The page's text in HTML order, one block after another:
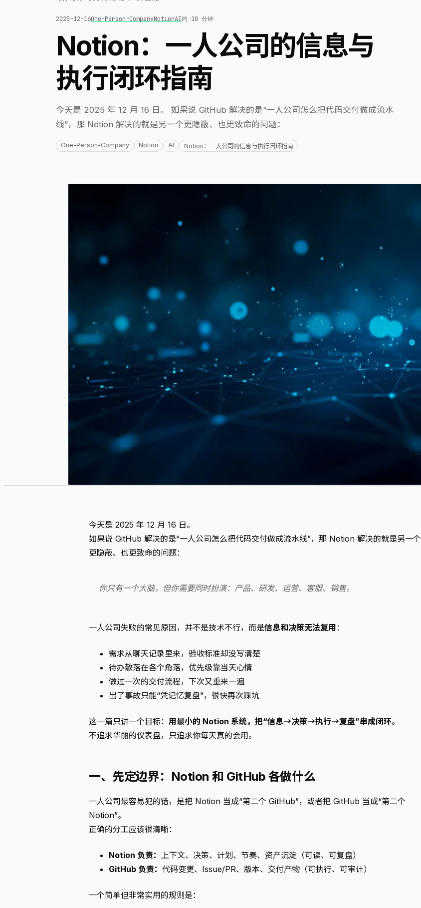
2025-12-16One-Person-CompanyNotionAI约 10 分钟
Notion：一人公司的信息与
执行闭环指南
今天是 2025 年 12 月 16 日。 如果说 GitHub 解决的是“一人公司怎么把代码交付做成流水
线”，那 Notion 解决的就是另一个更隐蔽、也更致命的问题：
One-Person-Company Notion AI Notion：一人公司的信息与执行闭环指南
今天是 2025 年 12 月 16 日。
如果说 GitHub 解决的是“一人公司怎么把代码交付做成流水线”，那 Notion 解决的就是另一个
更隐蔽、也更致命的问题：
你只有一个大脑，但你需要同时扮演：产品、研发、运营、客服、销售。
一人公司失败的常见原因，并不是技术不行，而是信息和决策无法复用 ：
需求从聊天记录里来，验收标准却没写清楚
待办散落在各个角落，优先级靠当天心情
做过一次的交付流程，下次又重来一遍
出了事故只能“凭记忆复盘”，很快再次踩坑
这一篇只讲一个目标： 用最小的 Notion 系统，把“信息→决策→执行→复盘”串成闭环。
不追求华丽的仪表盘，只追求你每天真的会用。
一、先定边界：Notion 和 GitHub 各做什么
一人公司最容易犯的错，是把 Notion 当成“第二个 GitHub”，或者把 GitHub 当成“第二个
Notion”。
正确的分工应该很清晰：
Notion 负责： 上下文、决策、计划、节奏、资产沉淀（可读、可复盘）
GitHub 负责： 代码变更、Issue/PR、版本、交付产物（可执行、可审计）
一个简单但非常实用的规则是：